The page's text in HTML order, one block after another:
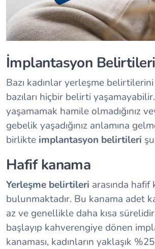
İmplantasyon
Bazı kadınlar yerleşme
bazıları hiçbir belirti
yaşamamak hamile olmadığınız
gebelik yaşadığınız anlamına
birlikte implantasyon belirtileri
Hafif kanama
Yerleşme belirtileri arasında hafif
bulunmaktadır. Bu kanama adet
az ve genellikle daha kısa
başlayıp kahverengiye dönen
kanaması, kadınların yaklaşık